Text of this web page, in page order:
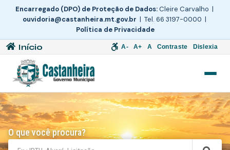
Encarregado (DPO) de Proteção de Dados:Cleire Carvalho |
ouvidoria@castanheira.mt.gov.br | Tel. 66 3197-0000 |
Política de Privacidade
Início A- A+ A Contraste Dislexia
O que você procura?